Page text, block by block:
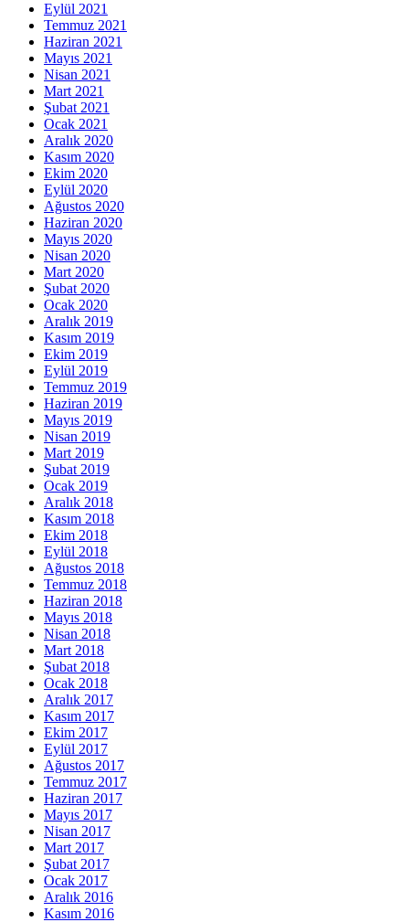
Eylül 2021
Temmuz 2021
Haziran 2021
Mayıs 2021
Nisan 2021
Mart 2021
Şubat 2021
Ocak 2021
Aralık 2020
Kasım 2020
Ekim 2020
Eylül 2020
Ağustos 2020
Haziran 2020
Mayıs 2020
Nisan 2020
Mart 2020
Şubat 2020
Ocak 2020
Aralık 2019
Kasım 2019
Ekim 2019
Eylül 2019
Temmuz 2019
Haziran 2019
Mayıs 2019
Nisan 2019
Mart 2019
Şubat 2019
Ocak 2019
Aralık 2018
Kasım 2018
Ekim 2018
Eylül 2018
Ağustos 2018
Temmuz 2018
Haziran 2018
Mayıs 2018
Nisan 2018
Mart 2018
Şubat 2018
Ocak 2018
Aralık 2017
Kasım 2017
Ekim 2017
Eylül 2017
Ağustos 2017
Temmuz 2017
Haziran 2017
Mayıs 2017
Nisan 2017
Mart 2017
Şubat 2017
Ocak 2017
Aralık 2016
Kasım 2016